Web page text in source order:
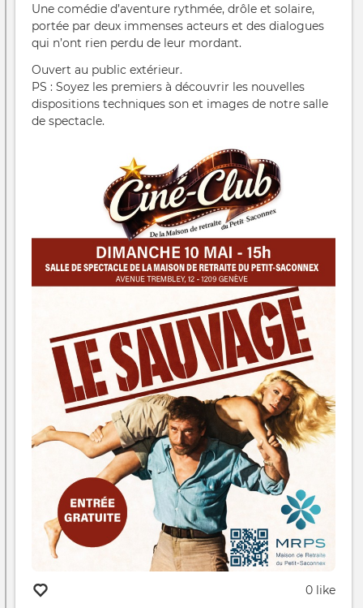
Une comédie d’aventure rythmée, drôle et solaire,
portée par deux immenses acteurs et des dialogues
qui n’ont rien perdu de leur mordant.
Ouvert au public extérieur.
PS : Soyez les premiers à découvrir les nouvelles
dispositions techniques son et images de notre salle
de spectacle.
0 like